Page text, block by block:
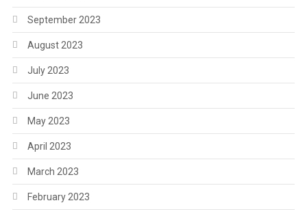
September 2023
August 2023
July 2023
June 2023
May 2023
April 2023
March 2023
February 2023